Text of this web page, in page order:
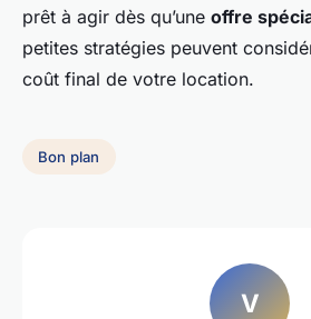
prêt à agir dès qu’une offre
petites stratégies peuvent
coût final de votre location.
Bon plan
V